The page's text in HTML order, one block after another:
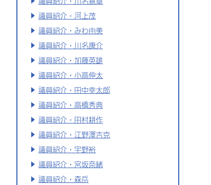
議員紹介・河上茂
議員紹介・みわ由美
議員紹介・川名康介
議員紹介・加藤英雄
議員紹介・小高伸太
議員紹介・田中幸太郎
議員紹介・高橋秀典
議員紹介・田村耕作
議員紹介・江野澤吉克
議員紹介・宇野裕
議員紹介・宮坂奈緒
議員紹介・森岳